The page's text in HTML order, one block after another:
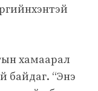
хамаарал
байдаг. “Энэ